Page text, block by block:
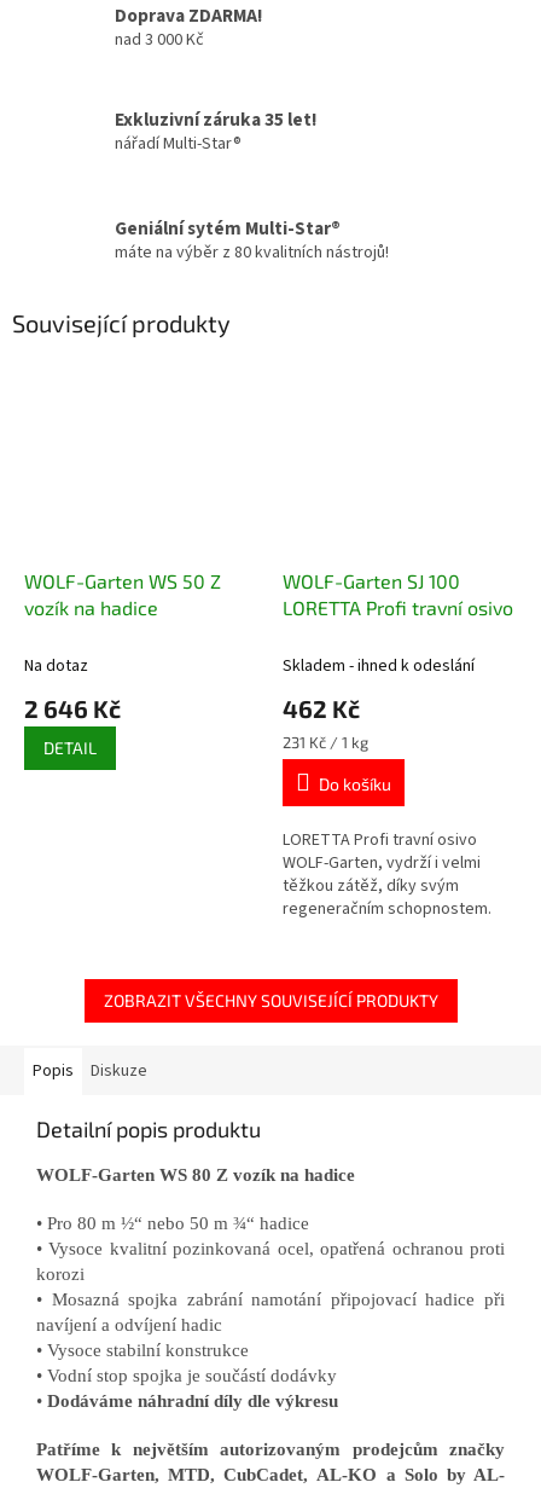
Doprava ZDARMA!
nad 3 000 Kč
Exkluzivní záruka 35 let!
nářadí Multi-Star®
Geniální sytém Multi-Star®
máte na výběr z 80 kvalitních nástrojů!
Související produkty
WOLF-Garten WS 50 Z
vozík na hadice
Na dotaz
2 646 Kč
DETAIL
WOLF-Garten SJ 100
LORETTA Profi travní osivo
Skladem - ihned k odeslání
462 Kč
Měrná
cena:
231 Kč / 1 kg
Do košíku
LORETTA Profi travní osivo
WOLF-Garten, vydrží i velmi
těžkou zátěž, díky svým
regeneračním schopnostem.
ZOBRAZIT VŠECHNY SOUVISEJÍCÍ PRODUKTY
Popis Diskuze
Detailní popis produktu
WOLF-Garten WS 80 Z vozík na hadice
• Pro 80 m ½“ nebo 50 m ¾“ hadice
• Vysoce kvalitní pozinkovaná ocel, opatřená ochranou proti
korozi
• Mosazná spojka zabrání namotání připojovací hadice při
navíjení a odvíjení hadic
• Vysoce stabilní konstrukce
• Vodní stop spojka je součástí dodávky
• Dodáváme náhradní díly dle výkresu
Patříme k největším autorizovaným prodejcům značky
WOLF-Garten, MTD, CubCadet, AL-KO a Solo by AL-